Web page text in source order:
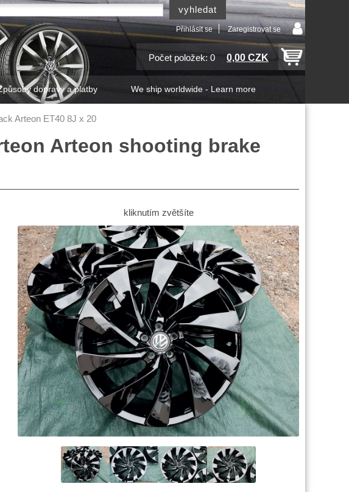
Přihlásit se Zaregistrovat se
Počet položek: 0 0,00 CZK
dopravy a platby We ship worldwide - Learn more
Arteon ET40 8J x 20
Arteon shooting brake
kliknutím zvětšíte